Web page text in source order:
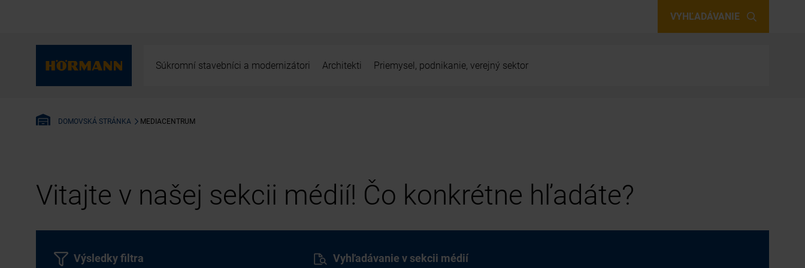
VYHĽADÁVANIE
Súkromní stavebníci a modernizátori Architekti Priemysel, podnikanie, verejný sektor
DOMOVSKÁ STRÁNKA MEDIACENTRUM
Vitajte v našej sekcii médií! Čo konkrétne hľadáte?
Vyhľadávanie v sekcii médií
Výsledky filtra